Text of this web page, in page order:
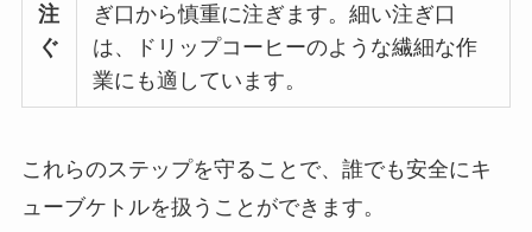
注
ぐ
ぎ口から慎重に注ぎます。細い注ぎ口
は、ドリップコーヒーのような繊細な作
業にも適しています。
これらのステップを守ることで、誰でも安全にキ
ューブケトルを扱うことができます。